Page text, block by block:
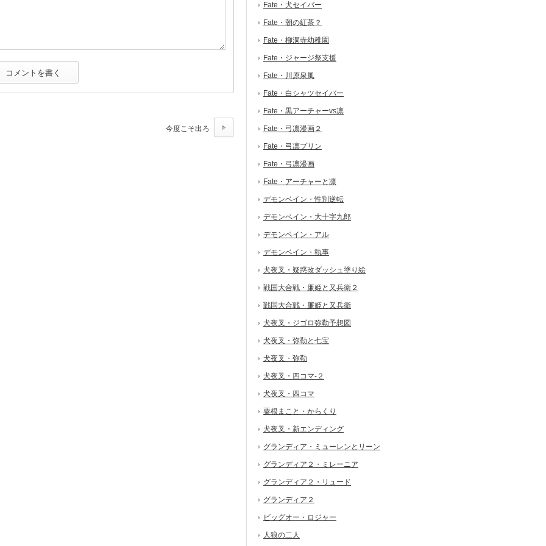
今度こそ出ろ
Fate・犬セイバー
Fate・朝の紅茶？
Fate・柳洞寺幼稚園
Fate・ジャージ祭支援
Fate・川原泉風
Fate・白シャツセイバー
Fate・黒アーチャーvs凛
Fate・弓凛漫画２
Fate・弓凛プリン
Fate・弓凛漫画
Fate・アーチャーと凛
デモンベイン・性別逆転
デモンベイン・大十字九郎
デモンベイン・アル
デモンベイン・執事
犬夜叉・疑惑改ダッシュ塗り絵
戦国大合戦・廉姫と又兵衛２
戦国大合戦・廉姫と又兵衛
犬夜叉・ジゴロ弥勒予想図
犬夜叉・弥勒と七宝
犬夜叉・弥勒
犬夜叉・四コマ-２
犬夜叉・四コマ
粟根まこと・からくり
犬夜叉・新エンディング
グランディア・ミューレンとリーン
グランディア２・ミレーニア
グランディア２・リュード
グランディア２
ビッグオー・ロジャー
人狼の二人